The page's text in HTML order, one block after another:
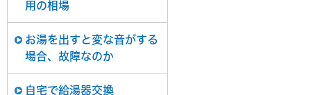
用の相場
お湯を出すと変な音がする
場合、故障なのか
自宅で給湯器交換